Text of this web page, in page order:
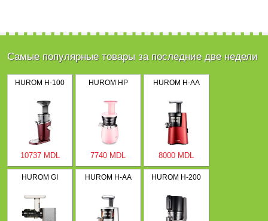
Самые популярные товары за последние две недели
HUROM H-100
10737 MDL
HUROM HP
7740 MDL
HUROM H-AA
8000 MDL
HUROM GI HUROM H-AA HUROM H-200